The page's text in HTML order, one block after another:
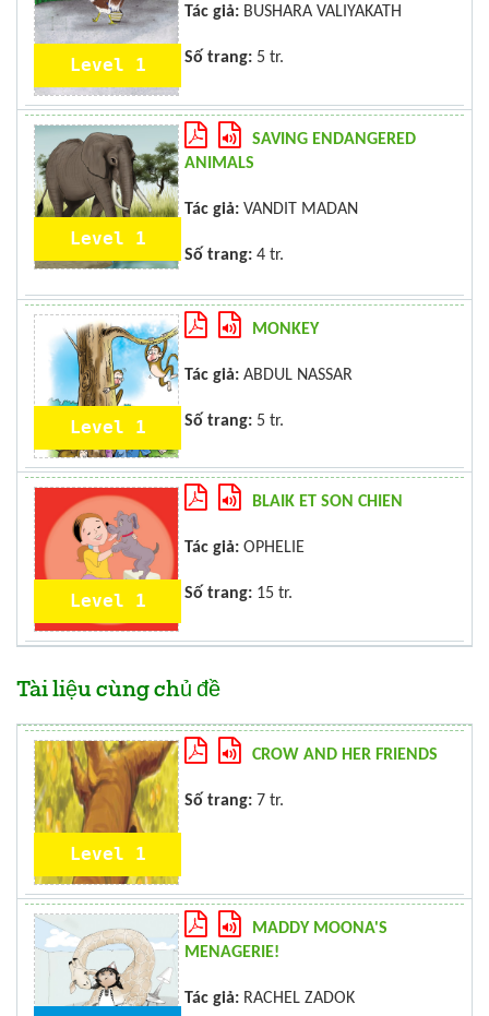
Level 1
Tác giả: BUSHARA VALIYAKATH
Số trang: 5 tr.
Level 1
SAVING ENDANGERED
ANIMALS
Tác giả: VANDIT MADAN
Số trang: 4 tr.
Level 1
MONKEY
Tác giả: ABDUL NASSAR
Số trang: 5 tr.
Level 1
BLAIK ET SON CHIEN
Tác giả: OPHELIE
Số trang: 15 tr.
Tài liệu cùng chủ đề
Level 1
CROW AND HER FRIENDS
Số trang: 7 tr.
MADDY MOONA'S
MENAGERIE!
Tác giả: RACHEL ZADOK